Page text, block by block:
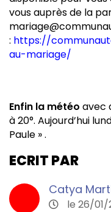
vous auprès de la
: https://
au-mariage/
Enfin la météo avec
à 20°. Aujourd’hui
Paule » .
ECRIT PAR
Catya
le 26/01/